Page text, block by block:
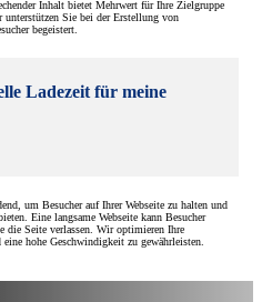
Inhalt bietet Mehrwert für Ihre Zielgruppe
Sie bei der Erstellung von
begeistert.
Ladezeit für meine
um Besucher auf Ihrer Webseite zu halten und
Eine langsame Webseite kann Besucher
die Seite verlassen. Wir optimieren Ihre
hohe Geschwindigkeit zu gewährleisten.